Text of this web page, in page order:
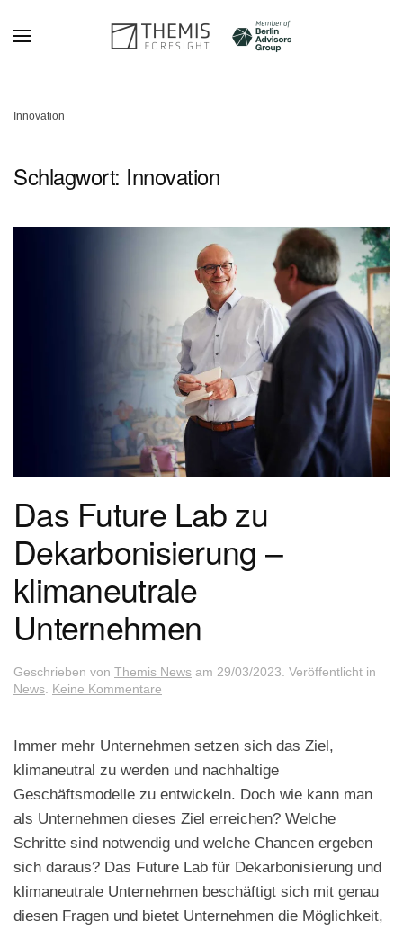
Zum Hauptinhalt springen
Innovation
Schlagwort: Innovation
Das Future Lab zu
Dekarbonisierung –
klimaneutrale
Unternehmen
Geschrieben von Themis News am 29/03/2023 . Veröffentlicht in
News Keine Kommentare
Dekarbonisierung
–
Unternehmen
Immer mehr Unternehmen setzen sich das Ziel,
klimaneutral zu werden und nachhaltige
Geschäftsmodelle zu entwickeln. Doch wie kann man
als Unternehmen dieses Ziel erreichen? Welche
Schritte sind notwendig und welche Chancen ergeben
sich daraus? Das Future Lab für Dekarbonisierung und
klimaneutrale Unternehmen beschäftigt sich mit genau
diesen Fragen und bietet Unternehmen die Möglichkeit,